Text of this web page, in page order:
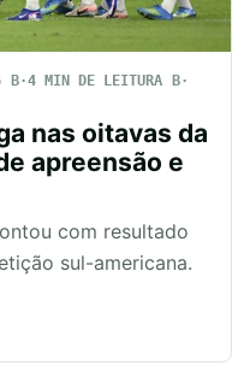
4 MIN DE LEITURA
nas oitavas da
apreensão e
com resultado
sul-americana.